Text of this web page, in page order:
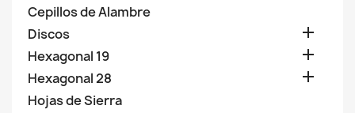
Cepillos de Alambre
Discos

Hexagonal 19 
Hexagonal 28 
Hojas de Sierra